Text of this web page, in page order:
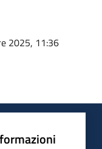
2025, 11:36